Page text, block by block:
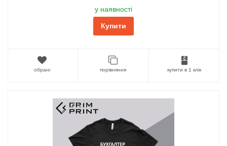
у наявності
Купити
обрані порівняння купити в 1 клік